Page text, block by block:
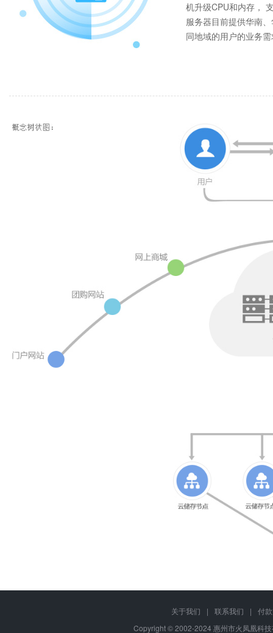
机升级CPU和内存，
服务器目前提供华南
同地域的用户的业务
关于我们 | 联系我们 |
付
Copyright © 2002-2024 惠州市火凤凰科